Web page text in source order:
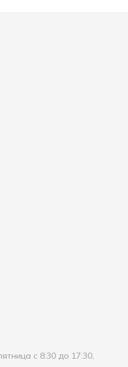
с 8:30 до 17:30,